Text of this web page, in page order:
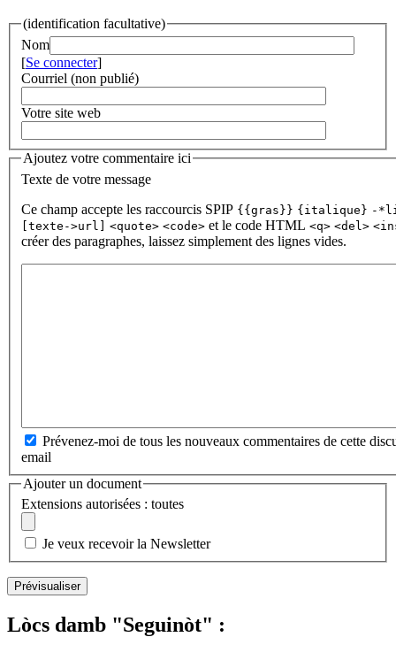
(identification facultative)
Nom
[Se connecter]
Courriel (non publié)
Votre site web
Ajoutez votre commentaire ici
Texte de votre message
Ce champ accepte les raccourcis SPIP {{gras}} {italique} -
[texte->url] <quote> <code> et le code HTML <q> <del>
créer des paragraphes, laissez simplement des lignes vides.
Prévenez-moi de tous les nouveaux commentaires de cette
email
Ajouter un document
Extensions autorisées : toutes
Je veux recevoir la Newsletter
Lòcs damb "Seguinòt" :